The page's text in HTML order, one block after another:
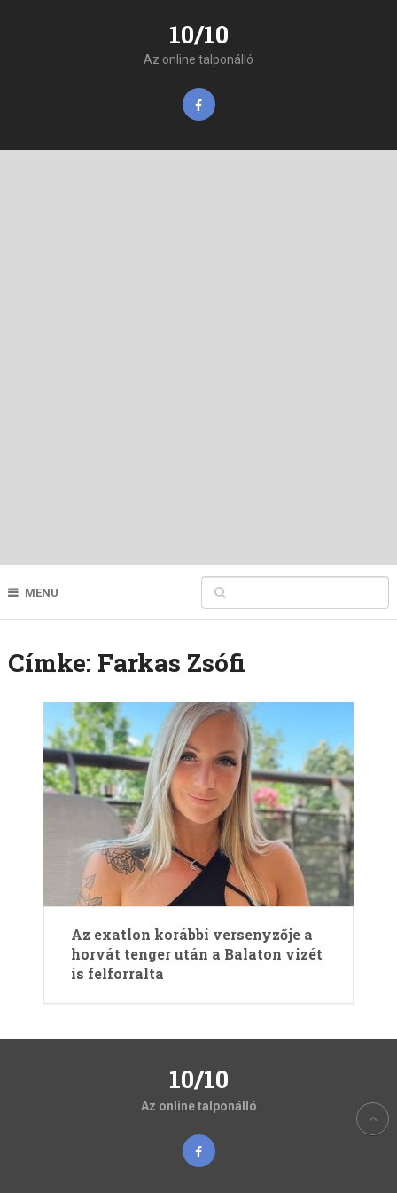
10/10
Az online talponálló
MENU
Címke: Farkas Zsófi
Az exatlon korábbi versenyzője a
horvát tenger után a Balaton vizét
is felforralta
10/10
Az online talponálló